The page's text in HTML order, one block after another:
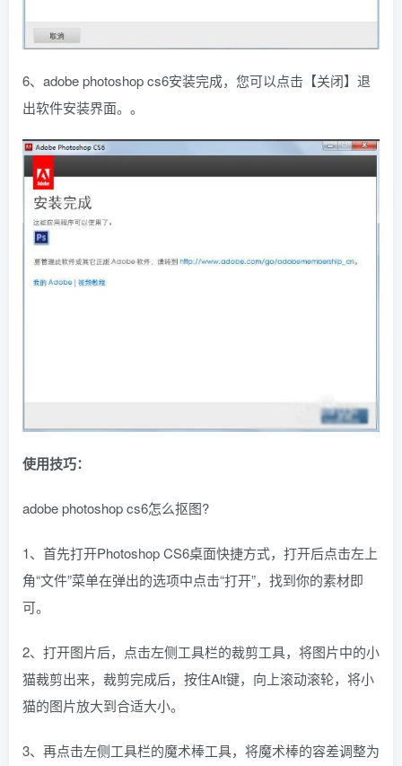
6、adobe photoshop cs6安装完成，您可以点击【关闭】退
出软件安装界面。。
使用技巧：
adobe photoshop cs6怎么抠图?
1、首先打开Photoshop CS6桌面快捷方式，打开后点击左上
角“文件”菜单在弹出的选项中点击“打开”，找到你的素材即
可。
2、打开图片后，点击左侧工具栏的裁剪工具，将图片中的小
猫裁剪出来，裁剪完成后，按住Alt键，向上滚动滚轮，将小
猫的图片放大到合适大小。
3、再点击左侧工具栏的魔术棒工具，将魔术棒的容差调整为